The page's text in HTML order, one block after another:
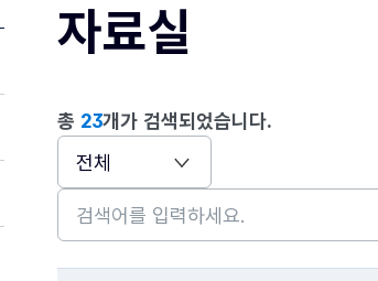
자료실
총 23개가 검색되었습니다.